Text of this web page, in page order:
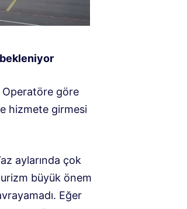
bekleniyor
Operatöre göre
hizmete girmesi
aylarında çok
büyük önem
Eğer